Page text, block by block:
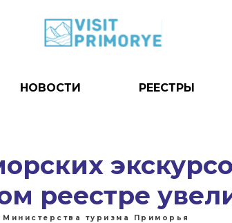
НОВОСТИ РЕЕСТРЫ
реестре
Министерства туризма Приморья